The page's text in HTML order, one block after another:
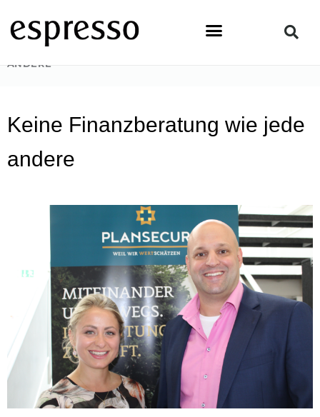
Inhalt
springen
STARTSEITE
ANDERE
Keine Finanzberatung wie jede
andere